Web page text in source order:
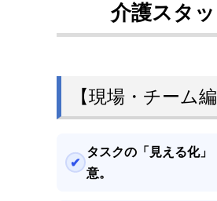
介護スタ
【現場・チーム
タスクの「見える化」
意。